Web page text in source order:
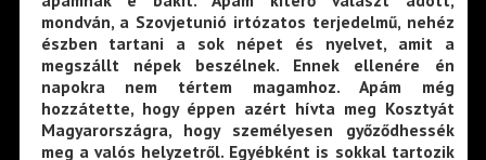
mondván, a Szovjetunió irtózatos terjedelmű, nehéz
észben tartani a sok népet és nyelvet, amit a
megszállt népek beszélnek. Ennek ellenére én
napokra nem tértem magamhoz. Apám még
hozzátette, hogy éppen azért hívta meg Kosztyát
Magyarországra, hogy személyesen győződhessék
meg a valós helyzetről. Egyébként is sokkal tartozik